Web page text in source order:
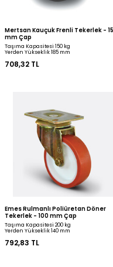
Kama Kauçuk Sabit
Taşıma Kapasitesi 125 kg
Yerden Yükseklik 180 mm
620,92 TL